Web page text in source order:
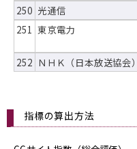
250 光通信
251 東京電力
252 ＮＨＫ（日本放送協会）
指標の算出方法